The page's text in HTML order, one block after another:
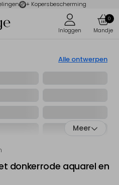
+ Kopersbescherming
0
Alle ontwerpen
Meer
donkerrode aquarel en